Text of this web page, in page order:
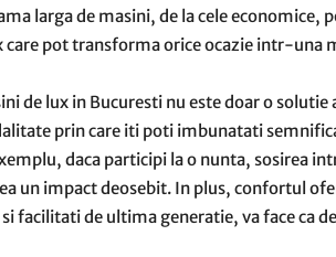
larga de masini, de la cele economice,
care pot transforma orice ocazie intr-una
de lux in Bucuresti nu este doar o solutie
prin care iti poti imbunatati
daca participi la o nunta, sosirea
un impact deosebit. In plus, confortul
facilitati de ultima generatie, va face ca